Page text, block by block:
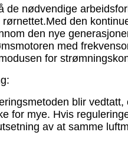
de nødvendige
rørnettet.Med den
den nye
med
for
blir
for mye. Hvis
av at samme